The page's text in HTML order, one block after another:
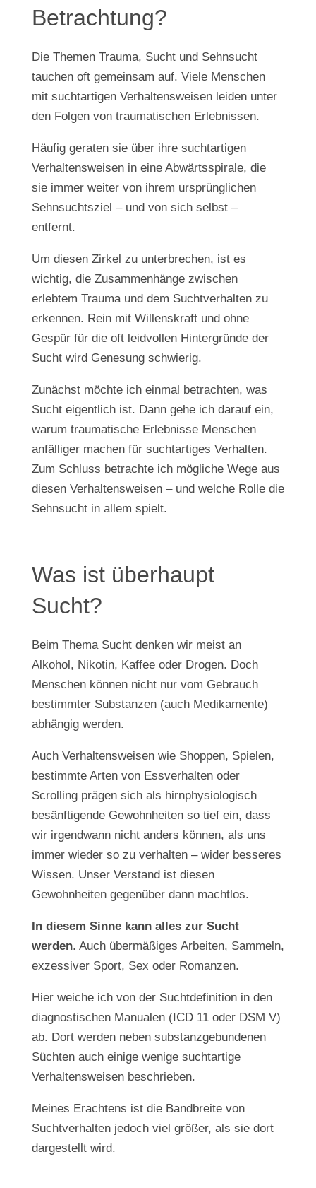
Betrachtung?
Die Themen Trauma, Sucht und Sehnsucht
tauchen oft gemeinsam auf. Viele Menschen
mit suchtartigen Verhaltensweisen leiden unter
den Folgen von traumatischen Erlebnissen.
Häufig geraten sie über ihre suchtartigen
Verhaltensweisen in eine Abwärtsspirale, die
sie immer weiter von ihrem ursprünglichen
Sehnsuchtsziel – und von sich selbst –
entfernt.
Um diesen Zirkel zu unterbrechen, ist es
wichtig, die Zusammenhänge zwischen
erlebtem Trauma und dem Suchtverhalten zu
erkennen. Rein mit Willenskraft und ohne
Gespür für die oft leidvollen Hintergründe der
Sucht wird Genesung schwierig.
Zunächst möchte ich einmal betrachten, was
Sucht eigentlich ist. Dann gehe ich darauf ein,
warum traumatische Erlebnisse Menschen
anfälliger machen für suchtartiges Verhalten.
Zum Schluss betrachte ich mögliche Wege aus
diesen Verhaltensweisen – und welche Rolle die
Sehnsucht in allem spielt.
Was ist überhaupt
Sucht?
Beim Thema Sucht denken wir meist an
Alkohol, Nikotin, Kaffee oder Drogen. Doch
Menschen können nicht nur vom Gebrauch
bestimmter Substanzen (auch Medikamente)
abhängig werden.
Auch Verhaltensweisen wie Shoppen, Spielen,
bestimmte Arten von Essverhalten oder
Scrolling prägen sich als hirnphysiologisch
besänftigende Gewohnheiten so tief ein, dass
wir irgendwann nicht anders können, als uns
immer wieder so zu verhalten – wider besseres
Wissen. Unser Verstand ist diesen
Gewohnheiten gegenüber dann machtlos.
In diesem Sinne kann alles zur Sucht
werden. Auch übermäßiges Arbeiten, Sammeln,
exzessiver Sport, Sex oder Romanzen.
Hier weiche ich von der Suchtdefinition in den
diagnostischen Manualen (ICD 11 oder DSM V)
ab. Dort werden neben substanzgebundenen
Süchten auch einige wenige suchtartige
Verhaltensweisen beschrieben.
Meines Erachtens ist die Bandbreite von
Suchtverhalten jedoch viel größer, als sie dort
dargestellt wird.